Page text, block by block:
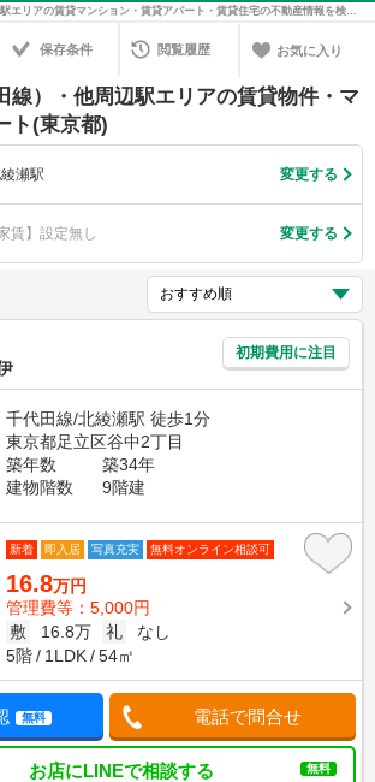
北綾瀬駅（千代田線）・他周辺駅エリアの賃貸マンション・賃貸アパート・賃貸住宅の不動産情報を検索！不動産賃貸の物件探しは、お部屋探しのエイブル
保存条件 閲覧履歴 お気に入り
線）・他周辺駅エリアの賃貸物件・マ
ト(東京都)
瀬駅 変更する
家賃】設定無し 変更する
初期費用に注目
千代田線/北綾瀬駅 徒歩1分
東京都足立区谷中2丁目
築年数
築34年
建物階数
9階建
新着 即入居 写真充実 無料オンライン相談可
16.8万円
管理費等：5,000円
敷
16.8万 礼
なし
5階
1LDK 54㎡
無料 電話で問合せ
お店にLINEで相談する 無料